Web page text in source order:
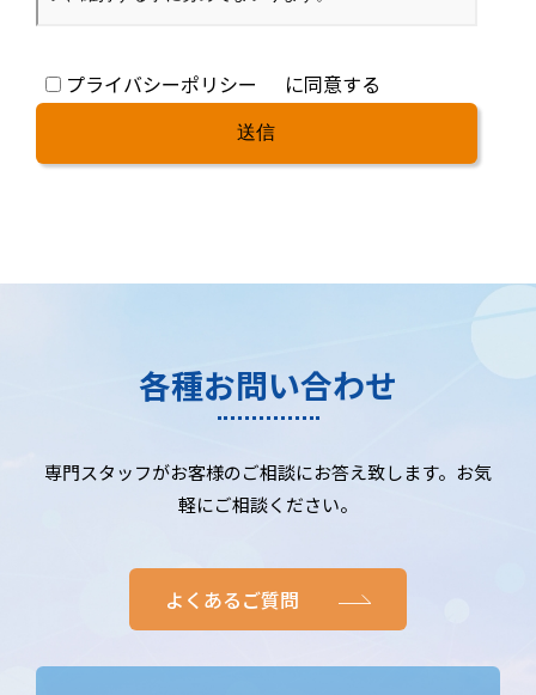
プライバシーポリシー に同意する
各種お問い合わせ
専門スタッフがお客様のご相談にお答え致します。お気
軽にご相談ください。
よくあるご質問